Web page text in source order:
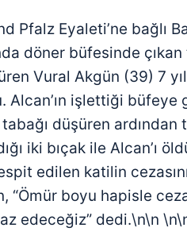
Pfalz Eyaleti’ne bağlı
döner büfesinde çıkan
Vural Akgün (39) 7
Alcan’ın işlettiği
düşüren ardından
iki bıçak ile Alcan’ı
edilen katilin
“Ömür boyu hapisle
edeceğiz” dedi.\n\n